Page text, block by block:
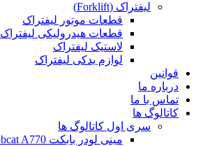
لیفتراک (Forklift)
قطعات موتور لیفتراک
قطعات هیدرولیکی لیفتراک
لاستیک لیفتراک
لوازم یدکی لیفتراک
قوانین
درباره ما
تماس با ما
کاتالوگ ها
سری اول کاتالوگ ها
مینی لودر بابکت Bobcat A770